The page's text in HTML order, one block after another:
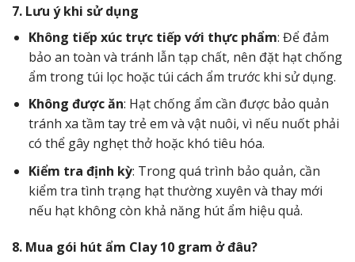
7. Lưu ý khi sử dụng
Không tiếp xúc trực tiếp với thực phẩm: Để đảm
bảo an toàn và tránh lẫn tạp chất, nên đặt hạt chống
ẩm trong túi lọc hoặc túi cách ẩm trước khi sử dụng.
Không được ăn: Hạt chống ẩm cần được bảo quản
tránh xa tầm tay trẻ em và vật nuôi, vì nếu nuốt phải
có thể gây nghẹt thở hoặc khó tiêu hóa.
Kiểm tra định kỳ: Trong quá trình bảo quản, cần
kiểm tra tình trạng hạt thường xuyên và thay mới
nếu hạt không còn khả năng hút ẩm hiệu quả.
8. Mua gói hút ẩm Clay 10 gram ở đâu?